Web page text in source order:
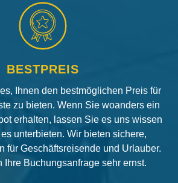
BESTPREIS
Ihnen den bestmöglichen Preis für
zu bieten. Wenn Sie woanders ein
erhalten, lassen Sie es uns wissen
unterbieten. Wir bieten sichere,
für Geschäftsreisende und Urlauber.
Ihre Buchungsanfrage sehr ernst.